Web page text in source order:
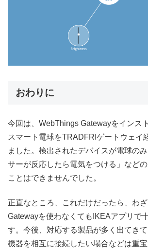
おわりに
今回は、WebThings Gatewayをインス
スマート電球をTRADFRIゲートウェイ
ました。検出されたデバイスが電球の
サーが反応したら電気をつける」など
ことはできませんでした。
正直なところ、これだけだったら、わ
Gatewayを使わなくてもIKEAアプリで
す。今後、対応する製品が多く出てき
機器を相互に接続したい場合などは重